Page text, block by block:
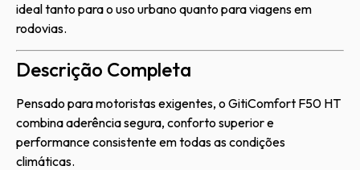
ideal tanto para o uso urbano quanto para viagens em
rodovias.
Descrição Completa
Pensado para motoristas exigentes, o GitiComfort F50 HT
combina aderência segura, conforto superior e
performance consistente em todas as condições
climáticas.